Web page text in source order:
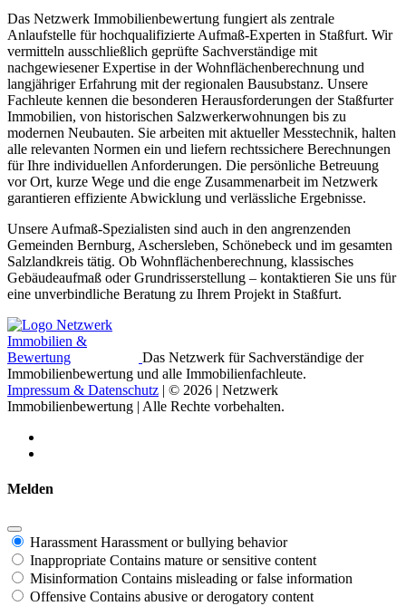
Das Netzwerk Immobilienbewertung fungiert als zentrale
Anlaufstelle für hochqualifizierte Aufmaß-Experten in Staßfurt. Wir
vermitteln ausschließlich geprüfte Sachverständige mit
nachgewiesener Expertise in der Wohnflächenberechnung und
langjähriger Erfahrung mit der regionalen Bausubstanz. Unsere
Fachleute kennen die besonderen Herausforderungen der Staßfurter
Immobilien, von historischen Salzwerkerwohnungen bis zu
modernen Neubauten. Sie arbeiten mit aktueller Messtechnik, halten
alle relevanten Normen ein und liefern rechtssichere Berechnungen
für Ihre individuellen Anforderungen. Die persönliche Betreuung
vor Ort, kurze Wege und die enge Zusammenarbeit im Netzwerk
garantieren effiziente Abwicklung und verlässliche Ergebnisse.
Unsere Aufmaß-Spezialisten sind auch in den angrenzenden
Gemeinden Bernburg, Aschersleben, Schönebeck und im gesamten
Salzlandkreis tätig. Ob Wohnflächenberechnung, klassisches
Gebäudeaufmaß oder Grundrisserstellung – kontaktieren Sie uns für
eine unverbindliche Beratung zu Ihrem Projekt in Staßfurt.
Das Netzwerk für Sachverständige der
Immobilienbewertung und alle Immobilienfachleute.
Impressum & Datenschutz | © 2026 | Netzwerk
Immobilienbewertung | Alle Rechte vorbehalten.
Melden
Harassment Harassment or bullying behavior
Inappropriate Contains mature or sensitive content
Misinformation Contains misleading or false information
Offensive Contains abusive or derogatory content